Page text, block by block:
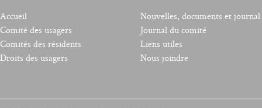
Accueil
Comité des usagers
Comités des résidents
Droits des usagers
Nouvelles, documents et journal
Journal du comité
Liens utiles
Nous joindre